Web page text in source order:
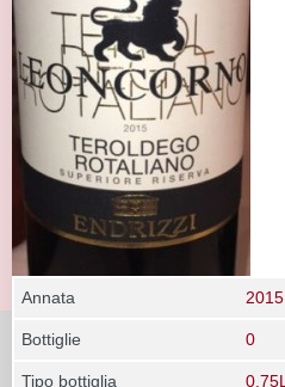
Annata 2015
Bottiglie 0
Tipo bottiglia 0.75L